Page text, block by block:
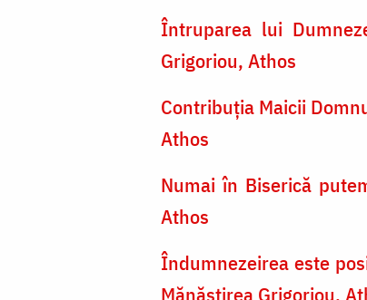
Întruparea lui
Grigoriou, Athos
Contribuţia Maicii
Athos
Numai în Biserică
Athos
Îndumnezeirea este
Mănăstirea Grigoriou,